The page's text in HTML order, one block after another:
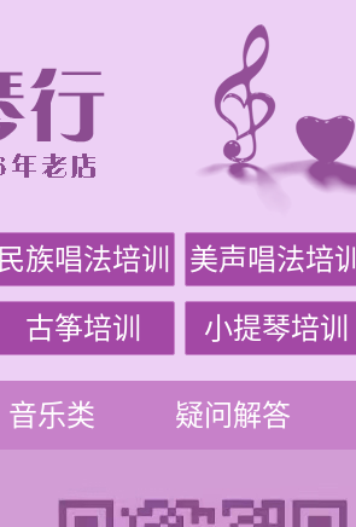
民族唱法培训 美声唱法培训
古筝培训 小提琴培训
音乐类 疑问解答